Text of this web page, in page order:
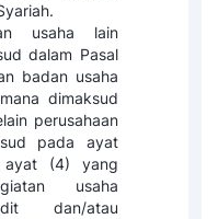
usaha lain
dalam Pasal
badan usaha
dimaksud
perusahaan
pada ayat
(4) yang
usaha
dan/atau